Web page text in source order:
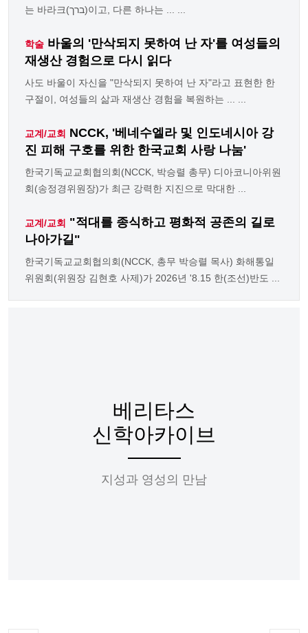
는 바라크(ברך)이고, 다른 하나는 ... ...
학술 바울의 '만삭되지 못하여 난 자'를 여성들의
재생산 경험으로 다시 읽다
사도 바울이 자신을 "만삭되지 못하여 난 자"라고 표현한 한
구절이, 여성들의 삶과 재생산 경험을 복원하는 ... ...
교계/교회 NCCK, '베네수엘라 및 인도네시아 강
진 피해 구호를 위한 한국교회 사랑 나눔'
한국기독교교회협의회(NCCK, 박승렬 총무) 디아코니아위원
회(송정경위원장)가 최근 강력한 지진으로 막대한 ...
교계/교회 "적대를 종식하고 평화적 공존의 길로
나아가길"
한국기독교교회협의회(NCCK, 총무 박승렬 목사) 화해통일
위원회(위원장 김현호 사제)가 2026년 '8.15 한(조선)반도 ...
베리타스
신학아카이브
지성과 영성의 만남